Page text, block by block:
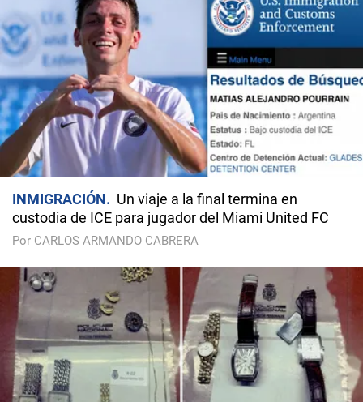
INMIGRACIÓN
Un viaje a la final termina en
custodia de ICE para jugador del Miami United FC
Por CARLOS ARMANDO CABRERA